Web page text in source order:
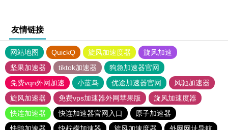
友情链接
网站地图 QuickQ 旋风加速度器
旋风加速
坚果加速器
tiktok加速器
狗急加速器官网
免费vqn外网加速
小蓝鸟 优途加速器官网
风驰加速器
旋风加速器
免费vps加速器外网苹果版
旋风加速度器
快连加速器
快连加速器官网入口
原子加速器